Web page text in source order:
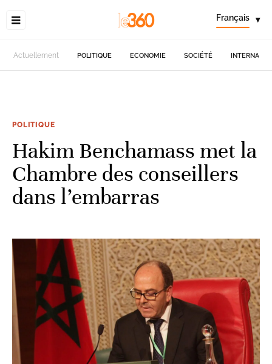
Français ▾
Actuellement POLITIQUE ECONOMIE SOCIÉTÉ
POLITIQUE
Hakim Benchamass met la
Chambre des conseillers
dans l’embarras